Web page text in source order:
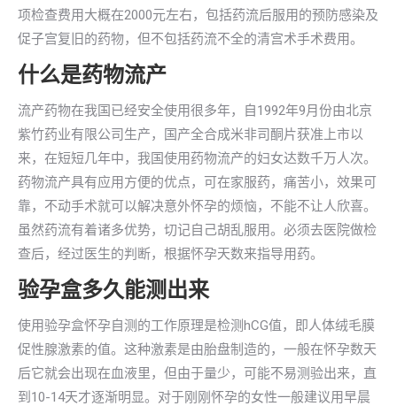
项检查费用大概在2000元左右，包括药流后服用的预防感染及
促子宫复旧的药物，但不包括药流不全的清宫术手术费用。
什么是药物流产
流产药物在我国已经安全使用很多年，自1992年9月份由北京
紫竹药业有限公司生产，国产全合成米非司酮片获准上市以
来，在短短几年中，我国使用药物流产的妇女达数千万人次。
药物流产具有应用方便的优点，可在家服药，痛苦小，效果可
靠，不动手术就可以解决意外怀孕的烦恼，不能不让人欣喜。
虽然药流有着诸多优势，切记自己胡乱服用。必须去医院做检
查后，经过医生的判断，根据怀孕天数来指导用药。
验孕盒多久能测出来
使用验孕盒怀孕自测的工作原理是检测hCG值，即人体绒毛膜
促性腺激素的值。这种激素是由胎盘制造的，一般在怀孕数天
后它就会出现在血液里，但由于量少，可能不易测验出来，直
到10-14天才逐渐明显。对于刚刚怀孕的女性一般建议用早晨